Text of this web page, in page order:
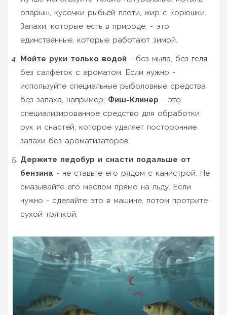
опарыш, кусочки рыбьей плоти, жир с корюшки.
Запахи, которые есть в природе, - это
единственные, которые работают зимой.
Мойте руки только водой - без мыла, без геля,
без салфеток с ароматом. Если нужно -
используйте специальные рыболовные средства
без запаха, например, Фиш-Клинер - это
специализированное средство для обработки
рук и снастей, которое удаляет посторонние
запахи без ароматизаторов.
Держите ледобур и снасти подальше от
бензина - не ставьте его рядом с канистрой. Не
смазывайте его маслом прямо на льду. Если
нужно - сделайте это в машине, потом протрите
сухой тряпкой.